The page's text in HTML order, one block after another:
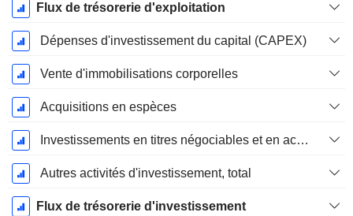
Flux de trésorerie d'exploitation
Dépenses d'investissement du capital (CAPEX)
Vente d'immobilisations corporelles
Acquisitions en espèces
Investissements en titres négociables et en actions, total
Autres activités d'investissement, total
Flux de trésorerie d'investissement